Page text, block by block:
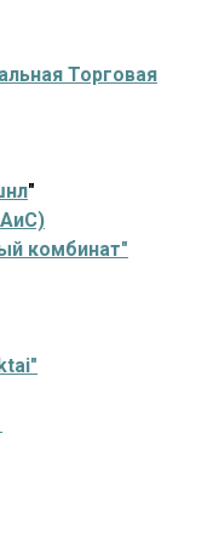
Торговая
"
комбинат"